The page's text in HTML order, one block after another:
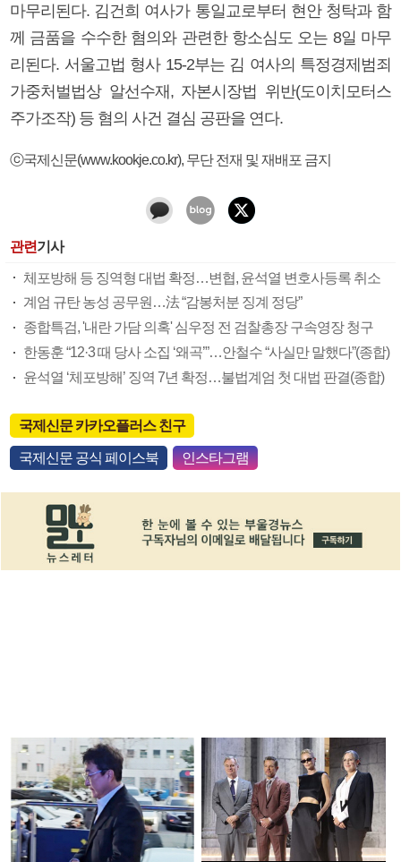
마무리된다. 김건희 여사가 통일교로부터 현안 청탁과 함
께 금품을 수수한 혐의와 관련한 항소심도 오는 8일 마무
리된다. 서울고법 형사 15-2부는 김 여사의 특정경제범죄
가중처벌법상 알선수재, 자본시장법 위반(도이치모터스
주가조작) 등 혐의 사건 결심 공판을 연다.
ⓒ국제신문(www.kookje.co.kr), 무단 전재 및 재배포 금지
관련기사
체포방해 등 징역형 대법 확정…변협, 윤석열 변호사등록 취소
계엄 규탄 농성 공무원…法 “감봉처분 징계 정당”
종합특검, '내란 가담 의혹' 심우정 전 검찰총장 구속영장 청구
한동훈 “12·3 때 당사 소집 ‘왜곡’”…안철수 “사실만 말했다”(종합)
윤석열 ‘체포방해’ 징역 7년 확정…불법계엄 첫 대법 판결(종합)
국제신문 카카오플러스 친구
국제신문 공식 페이스북 인스타그램